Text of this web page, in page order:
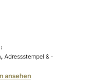
, Adressstempel & -
ansehen